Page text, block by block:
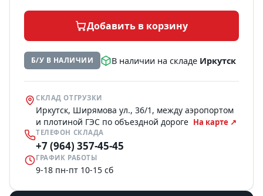
Добавить в корзину
Б/У В НАЛИЧИИ В наличии на складе Иркутск
СКЛАД ОТГРУЗКИ
Иркутск, Ширямова ул., 36/1, между аэропортом
и плотиной ГЭС по объездной дороге На карте ↗
ТЕЛЕФОН СКЛАДА
+7 (964) 357-45-45
ГРАФИК РАБОТЫ
9-18 пн-пт 10-15 сб